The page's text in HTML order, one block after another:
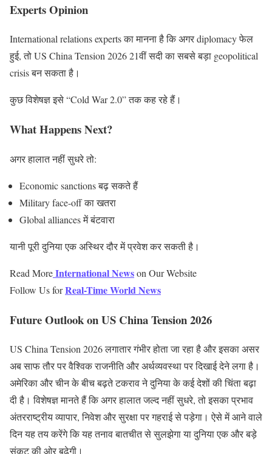
Experts Opinion
International relations experts का मानना है कि अगर diplomacy फेल
हुई, तो US China Tension 2026 21वीं सदी का सबसे बड़ा geopolitical
crisis बन सकता है।
कुछ विशेषज्ञ इसे “Cold War 2.0” तक कह रहे हैं।
What Happens Next?
अगर हालात नहीं सुधरे तो:
Economic sanctions बढ़ सकते हैं
Military face-off का खतरा
Global alliances में बंटवारा
यानी पूरी दुनिया एक अस्थिर दौर में प्रवेश कर सकती है।
Read MoreInternational Newson Our Website
Follow Us forReal-Time World News
Future Outlook on US China Tension 2026
US China Tension 2026 लगातार गंभीर होता जा रहा है और इसका असर
अब साफ तौर पर वैश्विक राजनीति और अर्थव्यवस्था पर दिखाई देने लगा है।
अमेरिका और चीन के बीच बढ़ते टकराव ने दुनिया के कई देशों की चिंता बढ़ा
दी है। विशेषज्ञ मानते हैं कि अगर हालात जल्द नहीं सुधरे, तो इसका प्रभाव
अंतरराष्ट्रीय व्यापार, निवेश और सुरक्षा पर गहराई से पड़ेगा। ऐसे में आने वाले
दिन यह तय करेंगे कि यह तनाव बातचीत से सुलझेगा या दुनिया एक और बड़े
संकट की ओर बढ़ेगी।